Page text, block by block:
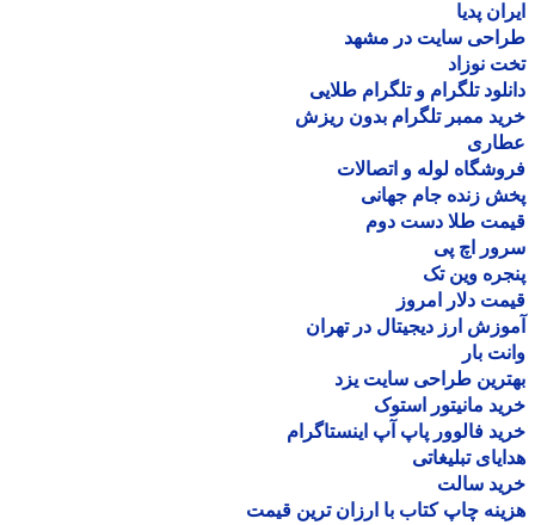
پدیا
سایت در مشهد
نوزاد
تلگرام و تلگرام طلایی
ممبر تلگرام بدون ریزش
لوله و اتصالات
زنده جام جهانی
طلا دست دوم
اچ پی
وین تک
دلار امروز
ارز دیجیتال در تهران
بار
طراحی سایت یزد
مانیتور استوک
فالوور پاپ آپ اینستاگرام
تبلیغاتی
سالت
چاپ کتاب با ارزان ترین قیمت